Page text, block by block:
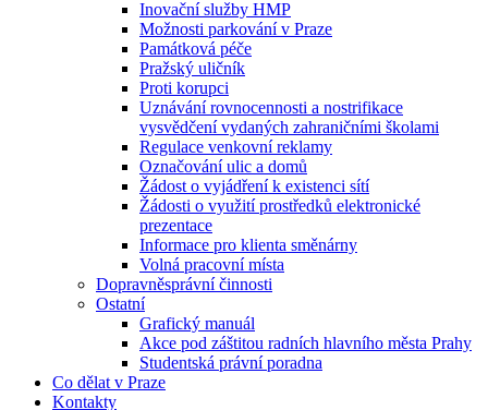
Inovační služby HMP
Možnosti parkování v Praze
Památková péče
Pražský uličník
Proti korupci
Uznávání rovnocennosti a nostrifikace
vysvědčení vydaných zahraničními školami
Regulace venkovní reklamy
Označování ulic a domů
Žádost o vyjádření k existenci sítí
Žádosti o využití prostředků elektronické
prezentace
Informace pro klienta směnárny
Volná pracovní místa
Dopravněsprávní činnosti
Ostatní
Grafický manuál
Akce pod záštitou radních hlavního města Prahy
Studentská právní poradna
Co dělat v Praze
Kontakty